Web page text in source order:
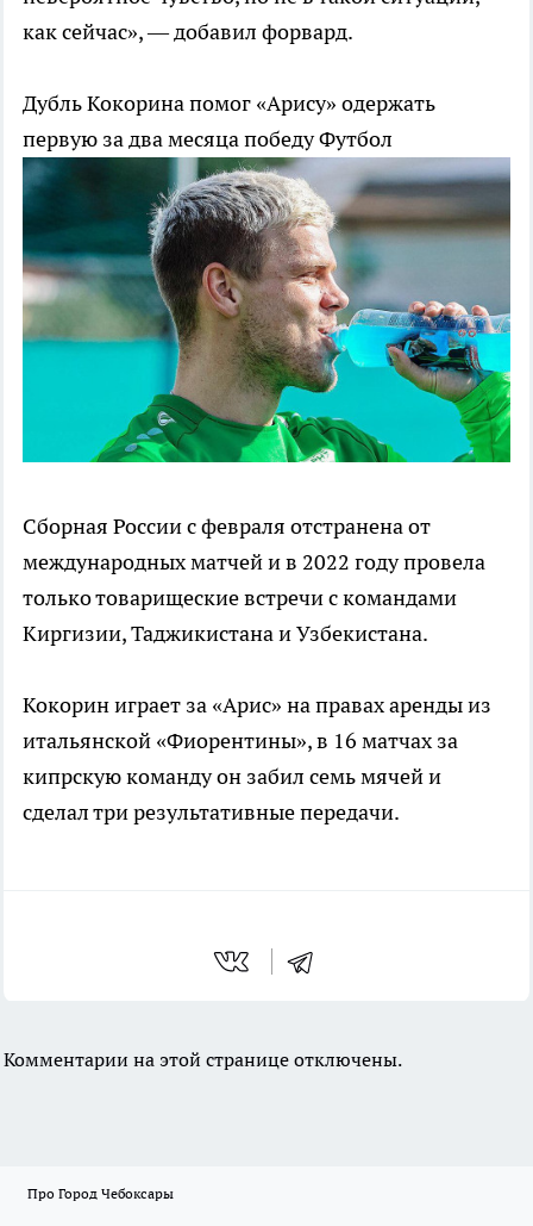
как сейчас», — добавил форвард.
Дубль Кокорина помог «Арису» одержать
первую за два месяца победуФутбол
Сборная России с февраля отстранена от
международных матчей и в 2022 году провела
только товарищеские встречи с командами
Киргизии, Таджикистана и Узбекистана.
Кокорин играет за «Арис» на правах аренды из
итальянской «Фиорентины», в 16 матчах за
кипрскую команду он забил семь мячей и
сделал три результативные передачи.
Комментарии на этой странице отключены.
Про Город Чебоксары